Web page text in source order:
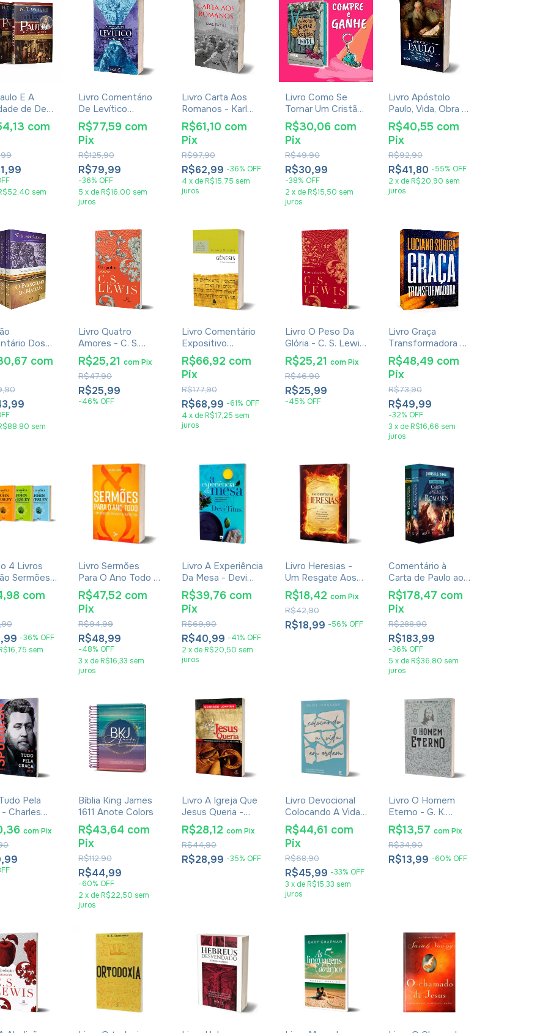
E A
de Deus
e a
de Deus -
com
sem
Livro Comentário
De Levítico
Versículo Por
Versículo - Odilon
Moreira
R$79,99
-36% OFF
R$125,90
R$77,59 com
Pix
5 x de R$16,00 sem
juros
Livro Carta Aos
Romanos - Karl
Barth
R$62,99 -36% OFF
R$97,90
R$61,10 com
Pix
4 x de R$15,75 sem
juros
Livro Como Se
Tornar Um Cristão
Inútil - Rodrigo
Bibo
R$30,99
-38% OFF
R$49,90
R$30,06 com
Pix
2 x de R$15,50 sem
juros
Livro Apóstolo
Paulo, Vida, Obra E
Teologia - Jürgen
Becker
R$41,80 -55% OFF
R$92,90
R$40,55 com
Pix
2 x de R$20,90 sem
juros
Dos
-
Marcos,
João -
Barclay - 6
com
sem
Livro Quatro
Amores - C. S.
Lewis - Brochura
R$25,99
-46% OFF
R$47,90
R$25,21 comPix
Livro Comentário
Expositivo
Gênesis -
Hernandes Dias
Lopes
R$68,99 -61% OFF
R$177,90
R$66,92 com
Pix
4 x de R$17,25 sem
juros
Livro O Peso Da
Glória - C. S. Lewis
- Brochura
R$25,99
-45% OFF
R$46,90
R$25,21 comPix
Livro Graça
Transformadora -
Luciano Subirá
R$49,99
-32% OFF
R$73,90
R$48,49 com
Pix
3 x de R$16,66 sem
juros
4 Livros
Sermões
Wesley
-36% OFF
com
sem
Livro Sermões
Para O Ano Todo -
Antônio Santos
R$48,99
-48% OFF
R$94,99
R$47,52 com
Pix
3 x de R$16,33 sem
juros
Livro A Experiência
Da Mesa - Devi
Titus
R$40,99 -41% OFF
R$69,90
R$39,76 com
Pix
2 x de R$20,50 sem
juros
Livro Heresias -
Um Resgate Aos
Fundamentos da
Fé Cristã - G. K.
Chesterton
R$18,99 -56% OFF
R$42,90
R$18,42 comPix
Comentário à
Carta de Paulo aos
Romanos - James
Dunn
R$183,99
-36% OFF
R$288,90
R$178,47 com
Pix
5 x de R$36,80 sem
juros
Pela
- Charles
comPix
Bíblia King James
1611 Anote Colors
R$44,99
-60% OFF
R$112,90
R$43,64 com
Pix
2 x de R$22,50 sem
juros
Livro A Igreja Que
Jesus Queria -
Gerhard Lohfink
R$28,99 -35% OFF
R$44,90
R$28,12 comPix
Livro Devocional
Colocando A Vida
Em Ordem - Deive
Leonardo
R$45,99 -33% OFF
R$68,90
R$44,61 com
Pix
3 x de R$15,33 sem
juros
Livro O Homem
Eterno - G. K.
Chesterton
R$13,99 -60% OFF
R$34,90
R$13,57 comPix